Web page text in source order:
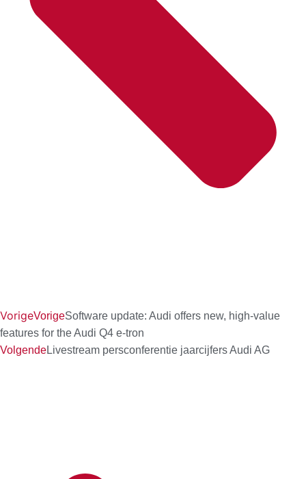
VorigeVorigeSoftware update: Audi offers new, high-value
features for the Audi Q4 e-tron
VolgendeLivestream persconferentie jaarcijfers Audi AG